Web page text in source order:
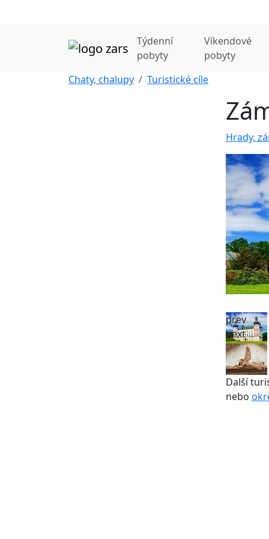
Týdenní
pobyty
Víkendové
pobyty
Chaty, chalupy
Turistické cíle
Hrady,
prev
next
Další
nebo